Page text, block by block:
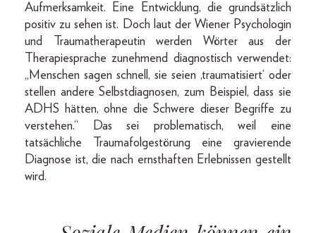
Aufmerksamkeit. Eine Entwicklung, die grundsätzlich
positiv zu sehen ist. Doch laut der Wiener Psychologin
und Traumatherapeutin werden Wörter aus der
Therapiesprache zunehmend diagnostisch verwendet:
„Menschen sagen schnell, sie seien ,traumatisiert‘ oder
stellen andere Selbstdiagnosen, zum Beispiel, dass sie
ADHS hätten, ohne die Schwere dieser Begriffe zu
verstehen.“ Das sei problematisch, weil eine
tatsächliche Traumafolgestörung eine gravierende
Diagnose ist, die nach ernsthaften Erlebnissen gestellt
wird.